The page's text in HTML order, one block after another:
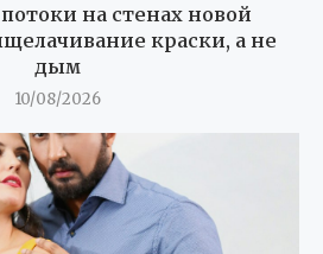
на стенах новой
краски, а не
дым
10/08/2026